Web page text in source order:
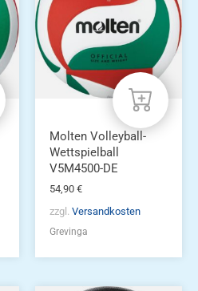
Molten Volleyball-
Wettspielball
V5M4500-DE
54,90 €
zzgl. Versandkosten
Grevinga